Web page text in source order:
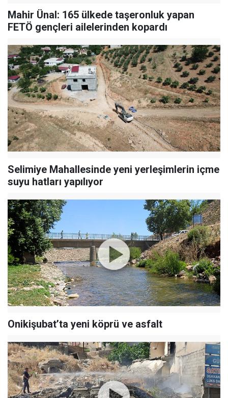
Mahir Ünal: 165 ülkede taşeronluk yapan
FETÖ gençleri ailelerinden kopardı
Selimiye Mahallesinde yeni yerleşimlerin içme
suyu hatları yapılıyor
Onikişubat’ta yeni köprü ve asfalt